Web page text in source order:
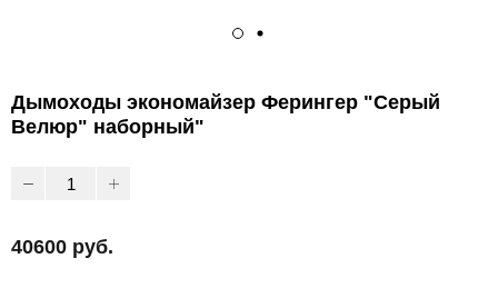
Дымоходы экономайзер Ферингер "Серый
Велюр" наборный"
40600 руб.